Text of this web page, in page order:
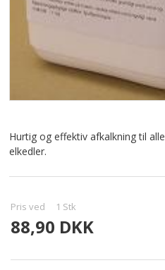
BROCHURE
Hurtig og effektiv afkalkning til
elkedler.
Pris ved 1 Stk
88,90 DKK